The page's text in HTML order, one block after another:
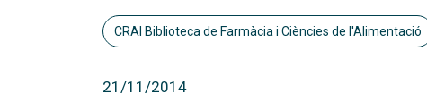
CRAI Biblioteca de Farmàcia i Ciències de l'Alimentació
21/11/2014